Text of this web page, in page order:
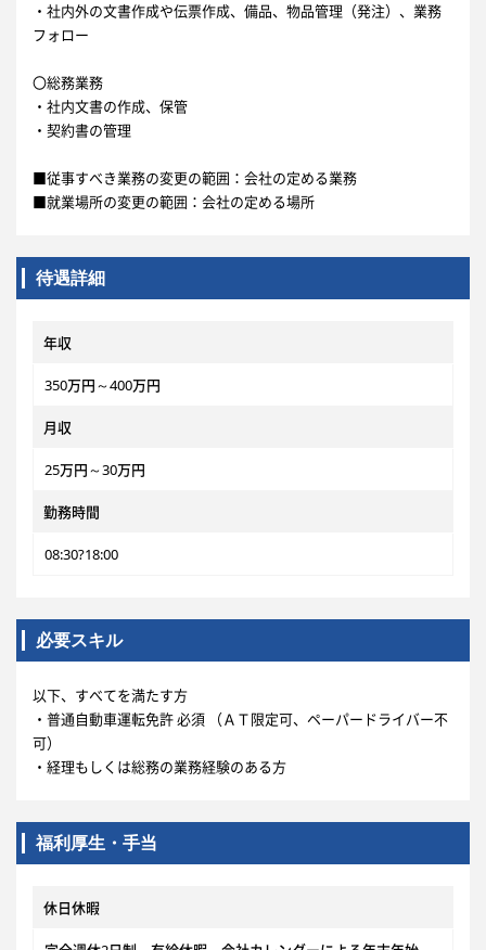
・社内外の文書作成や伝票作成、備品、物品管理（発注）、業務
フォロー
〇総務業務
・社内文書の作成、保管
・契約書の管理
■従事すべき業務の変更の範囲：会社の定める業務
■就業場所の変更の範囲：会社の定める場所
待遇詳細
年収
350万円～400万円
月収
25万円～30万円
勤務時間
08:30?18:00
必要スキル
以下、すべてを満たす方
・普通自動車運転免許 必須 （ＡＴ限定可、ペーパードライバー不
可）
・経理もしくは総務の業務経験のある方
福利厚生・手当
休日休暇